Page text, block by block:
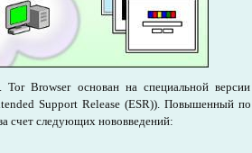
Browser основан на специальной версии
Support Release (ESR)). Повышенный по
счет следующих нововведений: